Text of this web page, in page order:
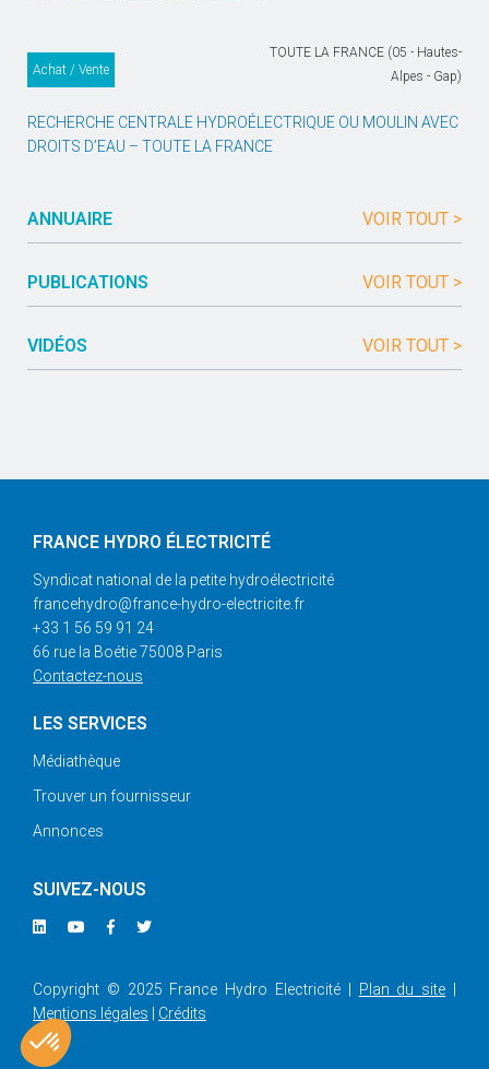
Achat / Vente
TOUTE LA FRANCE (05 - Hautes-
Alpes - Gap)
RECHERCHE CENTRALE HYDROÉLECTRIQUE OU MOULIN AVEC
DROITS D’EAU – TOUTE LA FRANCE
ANNUAIRE VOIR TOUT >
PUBLICATIONS VOIR TOUT >
VIDÉOS VOIR TOUT >
FRANCE HYDRO ÉLECTRICITÉ
Syndicat national de la petite hydroélectricité
francehydro@france-hydro-electricite.fr
+33 1 56 59 91 24
66 rue la Boétie 75008 Paris
Contactez-nous
LES SERVICES
Médiathèque
Trouver un fournisseur
Annonces
SUIVEZ-NOUS
Copyright © 2025 France Hydro Electricité | Plan du site
Mentions légales
Crédits